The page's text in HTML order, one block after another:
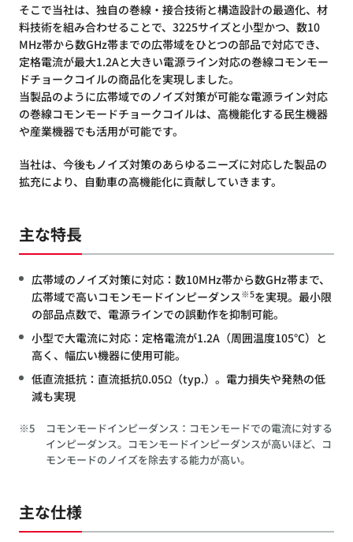
そこで当社は、独自の巻線・接合技術と構造設計の最適化、材
料技術を組み合わせることで、3225サイズと小型かつ、数10
MHz帯から数GHz帯までの広帯域をひとつの部品で対応でき、
定格電流が最大1.2Aと大きい電源ライン対応の巻線コモンモー
ドチョークコイルの商品化を実現しました。
当製品のように広帯域でのノイズ対策が可能な電源ライン対応
の巻線コモンモードチョークコイルは、高機能化する民生機器
や産業機器でも活用が可能です。
当社は、今後もノイズ対策のあらゆるニーズに対応した製品の
拡充により、自動車の高機能化に貢献していきます。
主な特長
広帯域のノイズ対策に対応：数10MHz帯から数GHz帯まで、
広帯域で高いコモンモードインピーダンス ※5を実現。最小限
の部品点数で、電源ラインでの誤動作を抑制可能。
小型で大電流に対応：定格電流が1.2A（周囲温度105℃）と
高く、幅広い機器に使用可能。
低直流抵抗：直流抵抗0.05Ω（typ.）。電力損失や発熱の低
減も実現
※5
コモンモードインピーダンス：コモンモードでの電流に対する
インピーダンス。コモンモードインピーダンスが高いほど、コ
モンモードのノイズを除去する能力が高い。
主な仕様